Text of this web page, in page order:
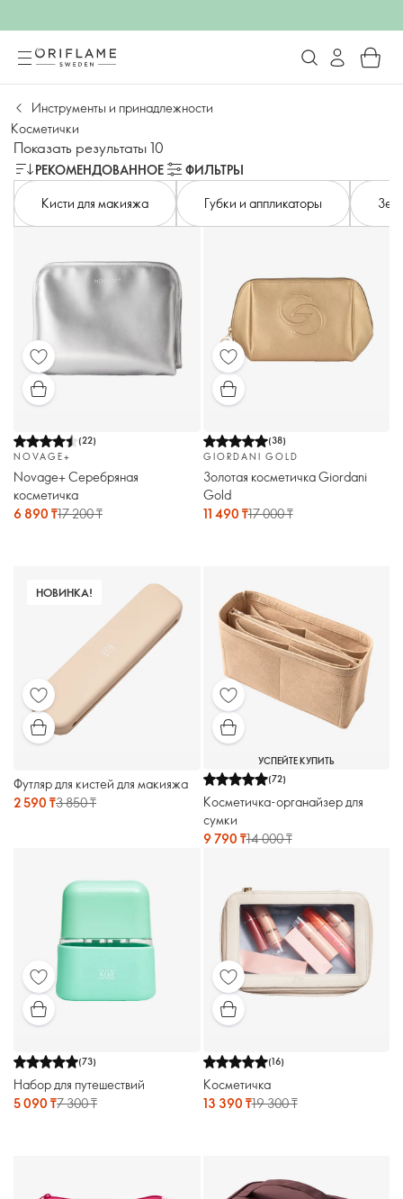
Инструменты и принадлежности
Косметички​
Показать результаты 10
РЕКОМЕНДОВАННОЕ
ФИЛЬТРЫ
Кисти для макияжа
Губки и аппликаторы
(22)
NOVAGE+
Novage+ Серебряная
косметичка
6 890 ₸17 200 ₸
(38)
GIORDANI GOLD
Золотая косметичка Giordani
Gold
11 490 ₸17 000 ₸
НОВИНКА!
Футляр для кистей для макияжа
2 590 ₸3 850 ₸
УСПЕЙТЕ КУПИТЬ
(72)
Косметичка-органайзер для
сумки
9 790 ₸14 000 ₸
(73)
Набор для путешествий
5 090 ₸7 300 ₸
(16)
Косметичка
13 390 ₸19 300 ₸